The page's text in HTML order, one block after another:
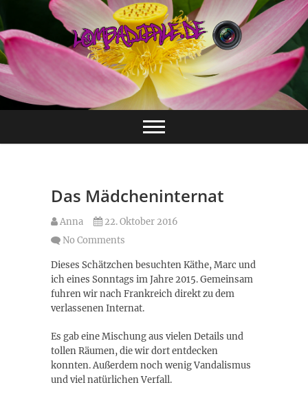
to
content
Lombadierle.de
First steps in
Photography
First steps in Photography
Das Mädcheninternat
Anna
22. Oktober 2016
No Comments
Dieses Schätzchen besuchten Käthe, Marc und
ich eines Sonntags im Jahre 2015. Gemeinsam
fuhren wir nach Frankreich direkt zu dem
verlassenen Internat.
Es gab eine Mischung aus vielen Details und
tollen Räumen, die wir dort entdecken
konnten. Außerdem noch wenig Vandalismus
und viel natürlichen Verfall.